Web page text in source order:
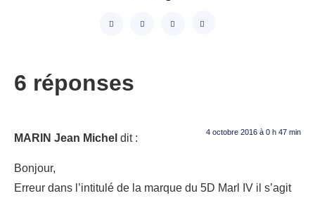
6 réponses
MARIN Jean Michel dit : 4 octobre 2016 à 0 h 47 min
Bonjour,
Erreur dans l’intitulé de la marque du 5D Marl IV il s’agit